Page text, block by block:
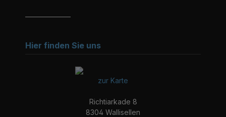
Hier finden Sie uns
zur Karte
Richtiarkade 8
8304 Wallisellen